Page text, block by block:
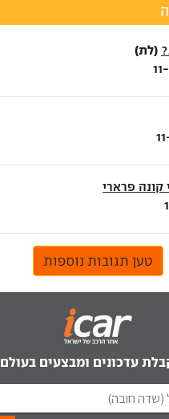
(לת)
טען תגובות נוספות
עדכונים ומבצעים